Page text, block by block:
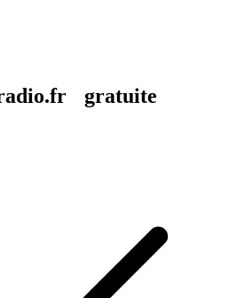
radio.fr gratuite